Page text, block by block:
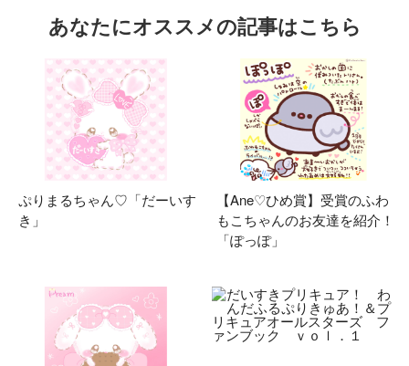
あなたにオススメの記事はこちら
ぷりまるちゃん♡「だーいす
き」
【Ane♡ひめ賞】受賞のふわ
もこちゃんのお友達を紹介！
「ぽっぽ」